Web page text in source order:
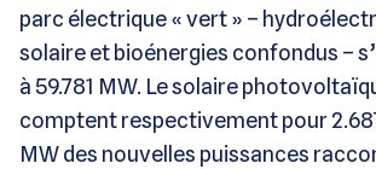
parc électrique « vert » –
solaire et bioénergies confondus –
à 59.781 MW. Le solaire
comptent respectivement pour
MW des nouvelles puissances